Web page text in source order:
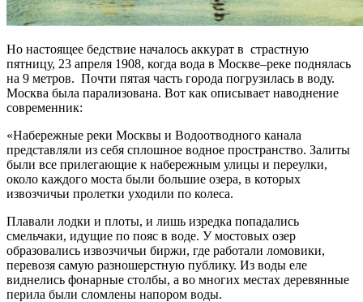
Но настоящее бедствие началось аккурат в страстную
пятницу, 23 апреля 1908, когда вода в Москве–реке поднялась
на 9 метров. Почти пятая часть города погрузилась в воду.
Москва была парализована. Вот как описывает наводнение
современник:
«Набережные реки Москвы и Водоотводного канала
представляли из себя сплошное водное пространство. Залиты
были все прилегающие к набережным улицы и переулки,
около каждого моста были большие озера, в которых
извозчичьи пролетки уходили по колеса.
Плавали лодки и плоты, и лишь изредка попадались
смельчаки, идущие по пояс в воде. У мостовых озер
образовались извозчичьи биржи, где работали ломовики,
перевозя самую разношерстную публику. Из воды еле
виднелись фонарные столбы, а во многих местах деревянные
перила были сломлены напором воды.